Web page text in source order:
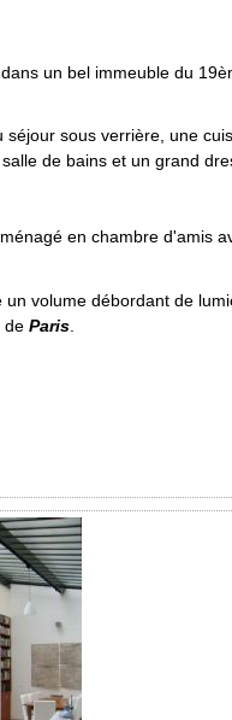
un bel immeuble du
sous verrière, une
de bains et un grand
en chambre d'amis
volume débordant de
de Paris